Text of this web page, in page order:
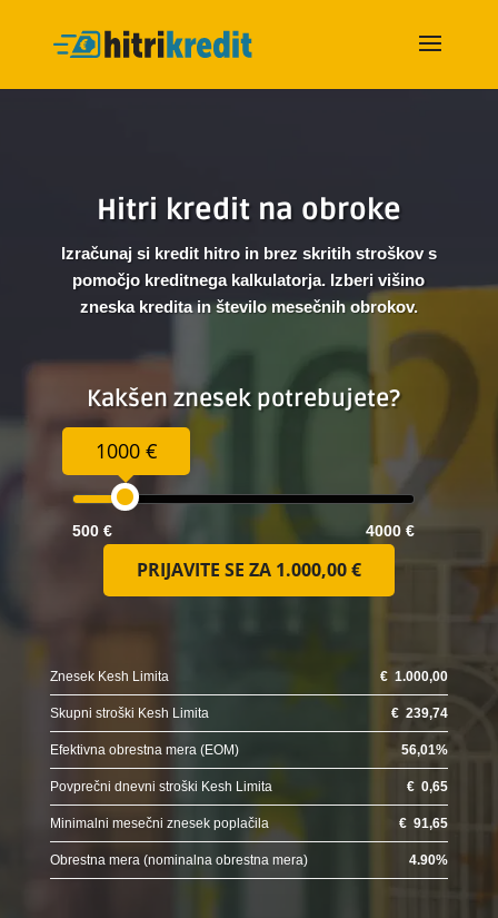
Hitri kredit na obroke
Izračunaj si kredit hitro in brez skritih stroškov s
pomočjo kreditnega kalkulatorja. Izberi višino
zneska kredita in število mesečnih obrokov.
Kakšen znesek potrebujete?
1000 €
500 € 4000 €
PRIJAVITE SE ZA 1.000,00 €
Znesek Kesh Limita €1.000,00
Skupni stroški Kesh Limita €239,74
Efektivna obrestna mera (EOM) 56,01%
Povprečni dnevni stroški Kesh Limita €0,65
Minimalni mesečni znesek poplačila €91,65
Obrestna mera (nominalna obrestna mera) 4.90%